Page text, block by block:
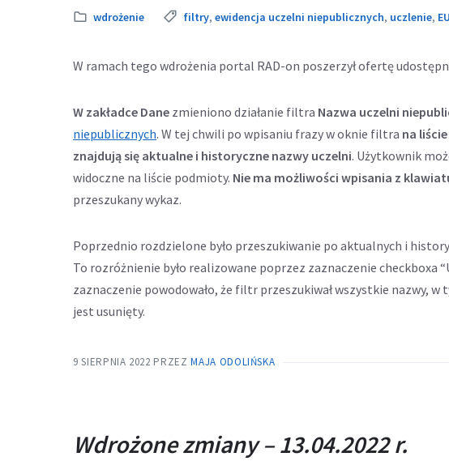
Kategoria:
wdrożenie Tags:
filtry, ewidencja uczelni niepublicznych, uczlenie,
W ramach tego wdrożenia portal RAD-on poszerzył ofertę
W zakładce Dane zmieniono działanie filtra Nazwa uczelni
niepublicznych. W tej chwili po wpisaniu frazy w oknie filtra na
znajdują się aktualne i historyczne nazwy uczelni. Użytkownik
widoczne na liście podmioty. Nie ma możliwości wpisania z
przeszukany wykaz.
Poprzednio rozdzielone było przeszukiwanie po aktualnych i
To rozróżnienie było realizowane poprzez zaznaczenie checkboxa
zaznaczenie powodowało, że filtr przeszukiwał wszystkie nazwy,
jest usunięty.
9 SIERPNIA 2022 PRZEZMAJA ODOLIŃSKA
Wdrożone zmiany – 13.04.2022 r.